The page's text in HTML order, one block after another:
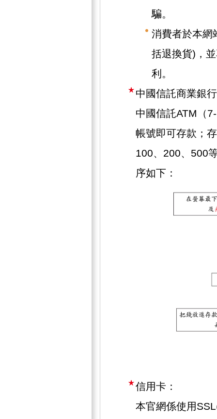
騙。
消費者於本網
括退換貨)，
利。
中國信託商業銀
中國信託ATM（
帳號即可存款；
100、200、500
序如下：
信用卡：
本官網係使用